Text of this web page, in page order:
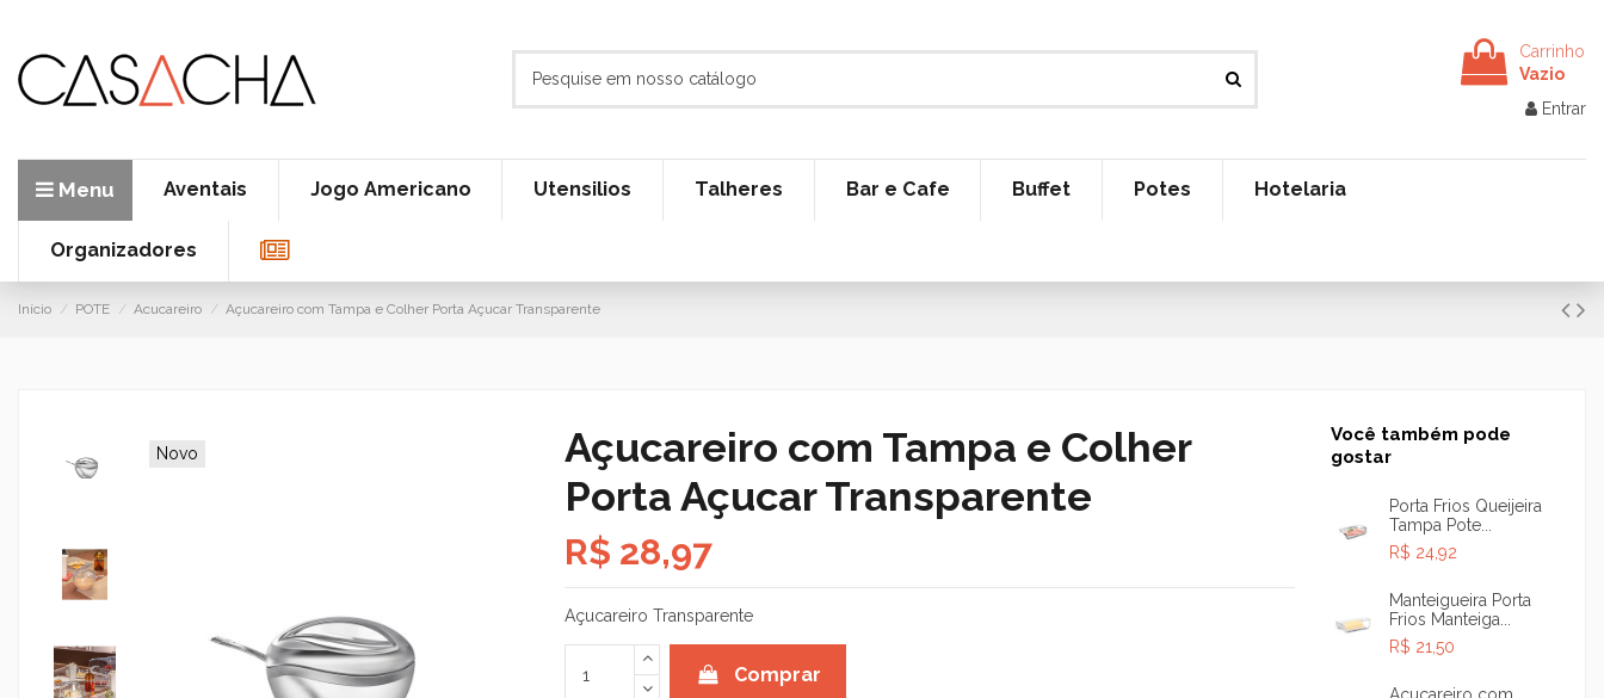
Carrinho
Vazio
Entrar
Menu Aventais Jogo Americano Utensilios Talheres Bar e Cafe Buffet Potes Hotelaria
Organizadores
Início POTE Acucareiro Açucareiro com Tampa e Colher Porta Açucar Transparente
Novo
Açucareiro com Tampa e Colher
Porta Açucar Transparente
R$ 28,97
Açucareiro Transparente
Comprar
Você também pode
gostar
Porta Frios Queijeira
Tampa Pote...
R$ 24,92
Manteigueira Porta
Frios Manteiga...
R$ 21,50